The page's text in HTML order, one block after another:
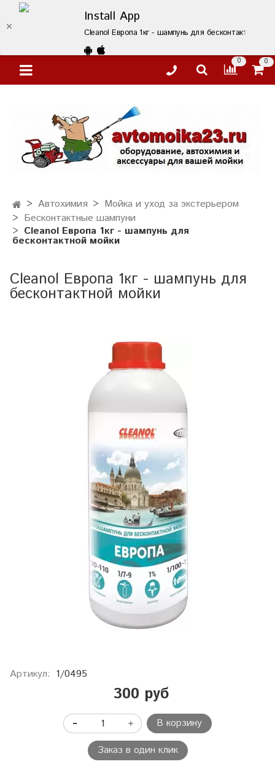
Install App
Cleanol Европа 1кг - шампунь для бесконтактной
0 0
Автохимия
Мойка и уход за экстерьером
Бесконтактные шампуни
Cleanol Европа 1кг - шампунь для
бесконтактной мойки
Cleanol Европа 1кг - шампунь для
бесконтактной мойки
Артикул: 1/0495
300 руб
В корзину
Заказ в один клик